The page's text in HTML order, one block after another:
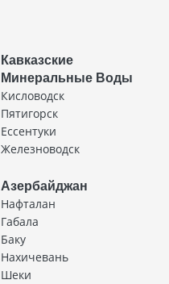
Кавказские
Минеральные Воды
Кисловодск
Пятигорск
Ессентуки
Железноводск
Азербайджан
Нафталан
Габала
Баку
Нахичевань
Шеки